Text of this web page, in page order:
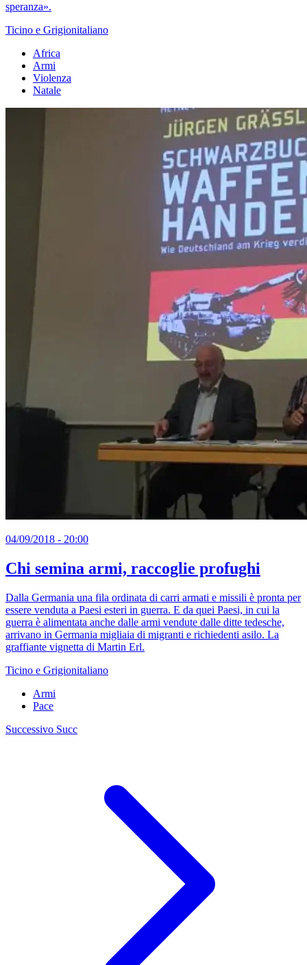
speranza».
Ticino e Grigionitaliano
Africa
Armi
Violenza
Natale
04/09/2018 - 20:00
Chi semina armi, raccoglie profughi
Dalla Germania una fila ordinata di carri armati e missili è pronta per
essere venduta a Paesi esteri in guerra. E da quei Paesi, in cui la
guerra è alimentata anche dalle armi vendute dalle ditte tedesche,
arrivano in Germania migliaia di migranti e richiedenti asilo. La
graffiante vignetta di Martin Erl.
Ticino e Grigionitaliano
Armi
Pace
Successivo Succ